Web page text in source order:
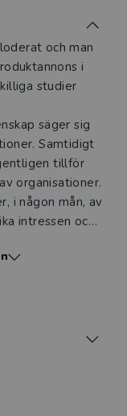
och man
i
studier
säger sig
Samtidigt
tillför
organisationer.
i någon mån, av
intressen och
som belyser